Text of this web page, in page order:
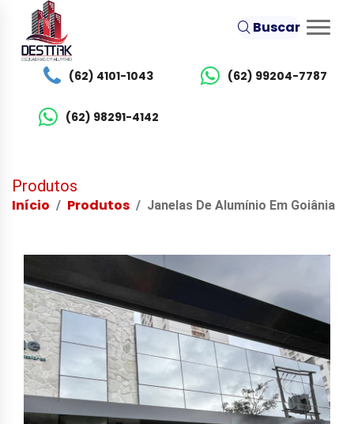
Buscar
(62) 4101-1043 (62) 99204-7787
(62) 98291-4142
Produtos
Início Produtos Janelas De Alumínio Em Goiânia